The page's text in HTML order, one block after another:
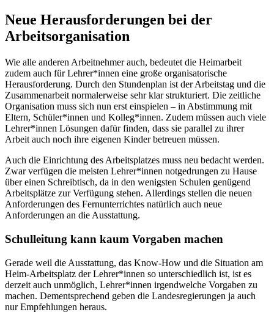
Neue Herausforderungen bei der
Arbeitsorganisation
Wie alle anderen Arbeitnehmer auch, bedeutet die Heimarbeit
zudem auch für Lehrer*innen eine große organisatorische
Herausforderung. Durch den Stundenplan ist der Arbeitstag und die
Zusammenarbeit normalerweise sehr klar strukturiert. Die zeitliche
Organisation muss sich nun erst einspielen – in Abstimmung mit
Eltern, Schüler*innen und Kolleg*innen. Zudem müssen auch viele
Lehrer*innen Lösungen dafür finden, dass sie parallel zu ihrer
Arbeit auch noch ihre eigenen Kinder betreuen müssen.
Auch die Einrichtung des Arbeitsplatzes muss neu bedacht werden.
Zwar verfügen die meisten Lehrer*innen notgedrungen zu Hause
über einen Schreibtisch, da in den wenigsten Schulen genügend
Arbeitsplätze zur Verfügung stehen. Allerdings stellen die neuen
Anforderungen des Fernunterrichtes natürlich auch neue
Anforderungen an die Ausstattung.
Schulleitung kann kaum Vorgaben machen
Gerade weil die Ausstattung, das Know-How und die Situation am
Heim-Arbeitsplatz der Lehrer*innen so unterschiedlich ist, ist es
derzeit auch unmöglich, Lehrer*innen irgendwelche Vorgaben zu
machen. Dementsprechend geben die Landesregierungen ja auch
nur Empfehlungen heraus.